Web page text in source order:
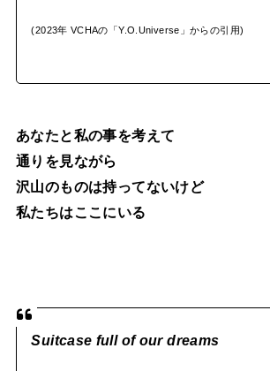
(2023年 VCHAの「Y.O.Universe」からの引用)
あなたと私の事を考えて
通りを見ながら
沢山のものは持ってないけど
私たちはここにいる
Suitcase full of our dreams